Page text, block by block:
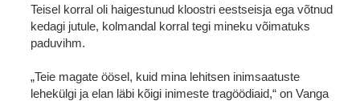
Teisel korral oli haigestunud kloostri eestseisja ega võtnud
kedagi jutule, kolmandal korral tegi mineku võimatuks
paduvihm.
„Teie magate öösel, kuid mina lehitsen inimsaatuste
lehekülgi ja elan läbi kõigi inimeste tragöödiaid,“ on Vanga